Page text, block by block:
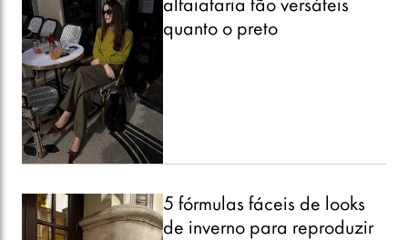
alfaiataria tão versáteis
quanto o preto
5 fórmulas fáceis de looks
de inverno para reproduzir